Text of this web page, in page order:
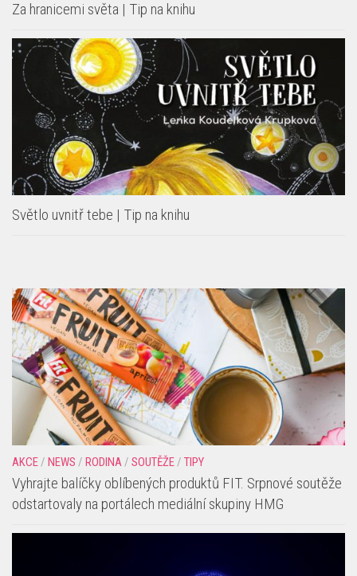
Za hranicemi světa | Tip na knihu
Světlo uvnitř tebe | Tip na knihu
AKCE/ NEWS / RODINA/ SOUTĚŽE/ TIPY
Vyhrajte balíčky oblíbených produktů FIT. Srpnové soutěže
odstartovaly na portálech mediální skupiny HMG